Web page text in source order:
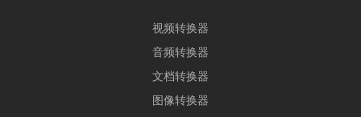
视频转换器
音频转换器
文档转换器
图像转换器